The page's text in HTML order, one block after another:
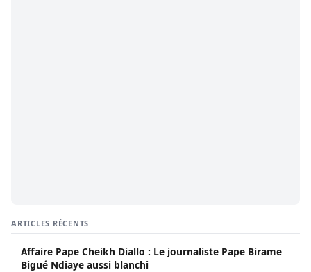
ARTICLES RÉCENTS
Affaire Pape Cheikh Diallo : Le journaliste Pape Birame
Bigué Ndiaye aussi blanchi